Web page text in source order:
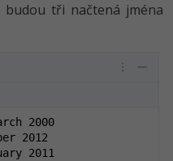
budou tři načtená jména
2000
2012
2011